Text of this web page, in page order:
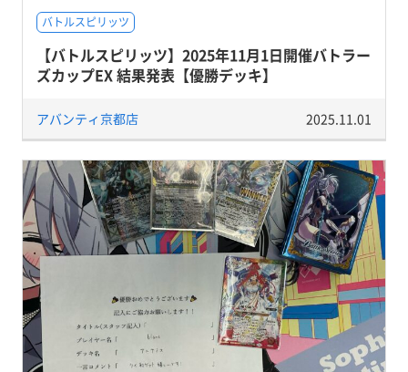
バトルスピリッツ
【バトルスピリッツ】2025年11月1日開催バトラー
ズカップEX 結果発表【優勝デッキ】
アバンティ京都店 2025.11.01